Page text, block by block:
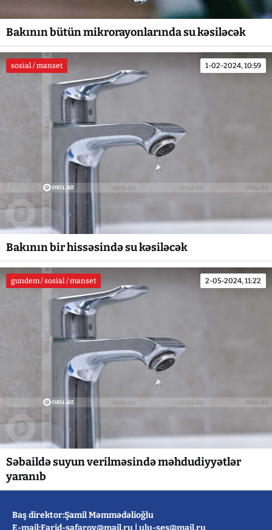
Bakının bütün mikrorayonlarında su kəsiləcək
sosial / manset 1-02-2024, 10:59
Bakının bir hissəsində su kəsiləcək
gundem / sosial / manset 2-05-2024, 11:22
Səbaildə suyun verilməsində məhdudiyyətlər
yaranıb
Baş direktor:Şamil Məmmədəlioğlu